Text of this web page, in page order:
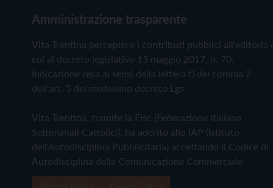
Amministrazione trasparente
Vita Trentina percepisce i contributi pubblici all'editoria
cui al decreto legislativo 15 maggio 2017, n. 70.
Indicazione resa ai sensi della lettera f) del comma 2
dell'art. 5 del medesimo decreto Lgs.
Vita Trentina, tramite la Fisc (Federazione Italiana
Settimanali Cattolici), ha aderito allo IAP (Istituto
dell'Autodisciplina Pubblicitaria) accettando il Codice di
Autodisciplina della Comunicazione Commerciale